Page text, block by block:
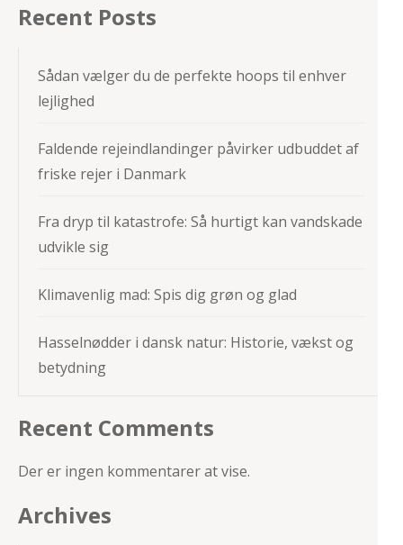
Recent Posts
Sådan vælger du de perfekte hoops til enhver
lejlighed
Faldende rejeindlandinger påvirker udbuddet af
friske rejer i Danmark
Fra dryp til katastrofe: Så hurtigt kan vandskade
udvikle sig
Klimavenlig mad: Spis dig grøn og glad
Hasselnødder i dansk natur: Historie, vækst og
betydning
Recent Comments
Der er ingen kommentarer at vise.
Archives